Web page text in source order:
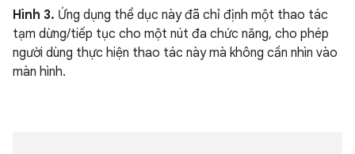
Hình 3. Ứng dụng thể dục này đã chỉ định một thao tác
tạm dừng/tiếp tục cho một nút đa chức năng, cho phép
người dùng thực hiện thao tác này mà không cần nhìn vào
màn hình.